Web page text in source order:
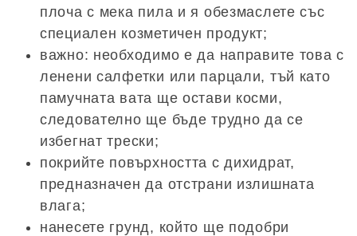
плоча с мека пила и я обезмаслете със
специален козметичен продукт;
важно: необходимо е да направите това с
ленени салфетки или парцали, тъй като
памучната вата ще остави косми,
следователно ще бъде трудно да се
избегнат трески;
покрийте повърхността с дихидрат,
предназначен да отстрани излишната
влага;
нанесете грунд, който ще подобри